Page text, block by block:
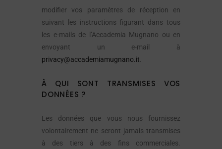
modifier vos paramètres de réception en
suivant les instructions figurant dans tous
les e-mails de l’Accademia Mugnano ou en
envoyant un e-mail à
privacy@accademiamugnano.it
À QUI SONT TRANSMISES VOS
DONNÉES ?
Les données que vous nous fournissez
volontairement ne seront jamais transmises
à des tiers à des fins commerciales.